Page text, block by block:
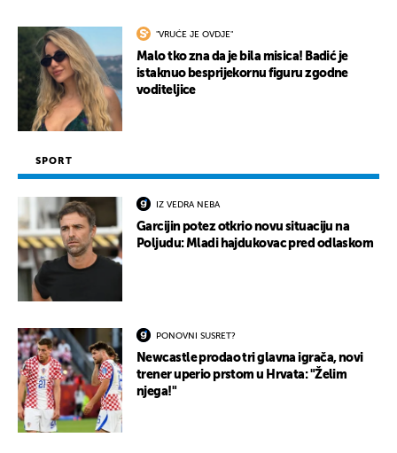
"VRUĆE JE OVDJE"
Malo tko zna da je bila misica! Badić je
istaknuo besprijekornu figuru zgodne
voditeljice
SPORT
IZ VEDRA NEBA
Garcijin potez otkrio novu situaciju na
Poljudu: Mladi hajdukovac pred odlaskom
PONOVNI SUSRET?
Newcastle prodao tri glavna igrača, novi
trener uperio prstom u Hrvata: "Želim
njega!"